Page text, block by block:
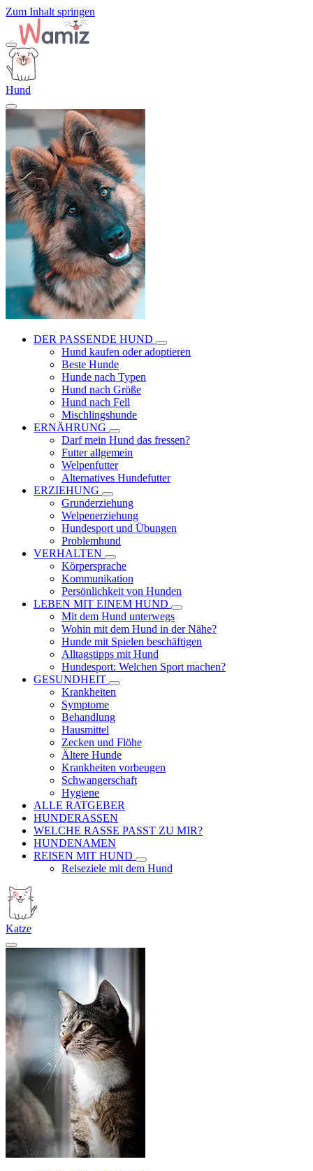
Zum Inhalt springen
Hund
DER PASSENDE HUND
Hund kaufen oder adoptieren
Beste Hunde
Hunde nach Typen
Hund nach Größe
Hund nach Fell
Mischlingshunde
ERNÄHRUNG
Darf mein Hund das fressen?
Futter allgemein
Welpenfutter
Alternatives Hundefutter
ERZIEHUNG
Grunderziehung
Welpenerziehung
Hundesport und Übungen
Problemhund
VERHALTEN
Körpersprache
Kommunikation
Persönlichkeit von Hunden
LEBEN MIT EINEM HUND
Mit dem Hund unterwegs
Wohin mit dem Hund in der Nähe?
Hunde mit Spielen beschäftigen
Alltagstipps mit Hund
Hundesport: Welchen Sport machen?
GESUNDHEIT
Krankheiten
Symptome
Behandlung
Hausmittel
Zecken und Flöhe
Ältere Hunde
Krankheiten vorbeugen
Schwangerschaft
Hygiene
ALLE RATGEBER
HUNDERASSEN
WELCHE RASSE PASST ZU MIR?
HUNDENAMEN
REISEN MIT HUND
Reiseziele mit dem Hund
Katze